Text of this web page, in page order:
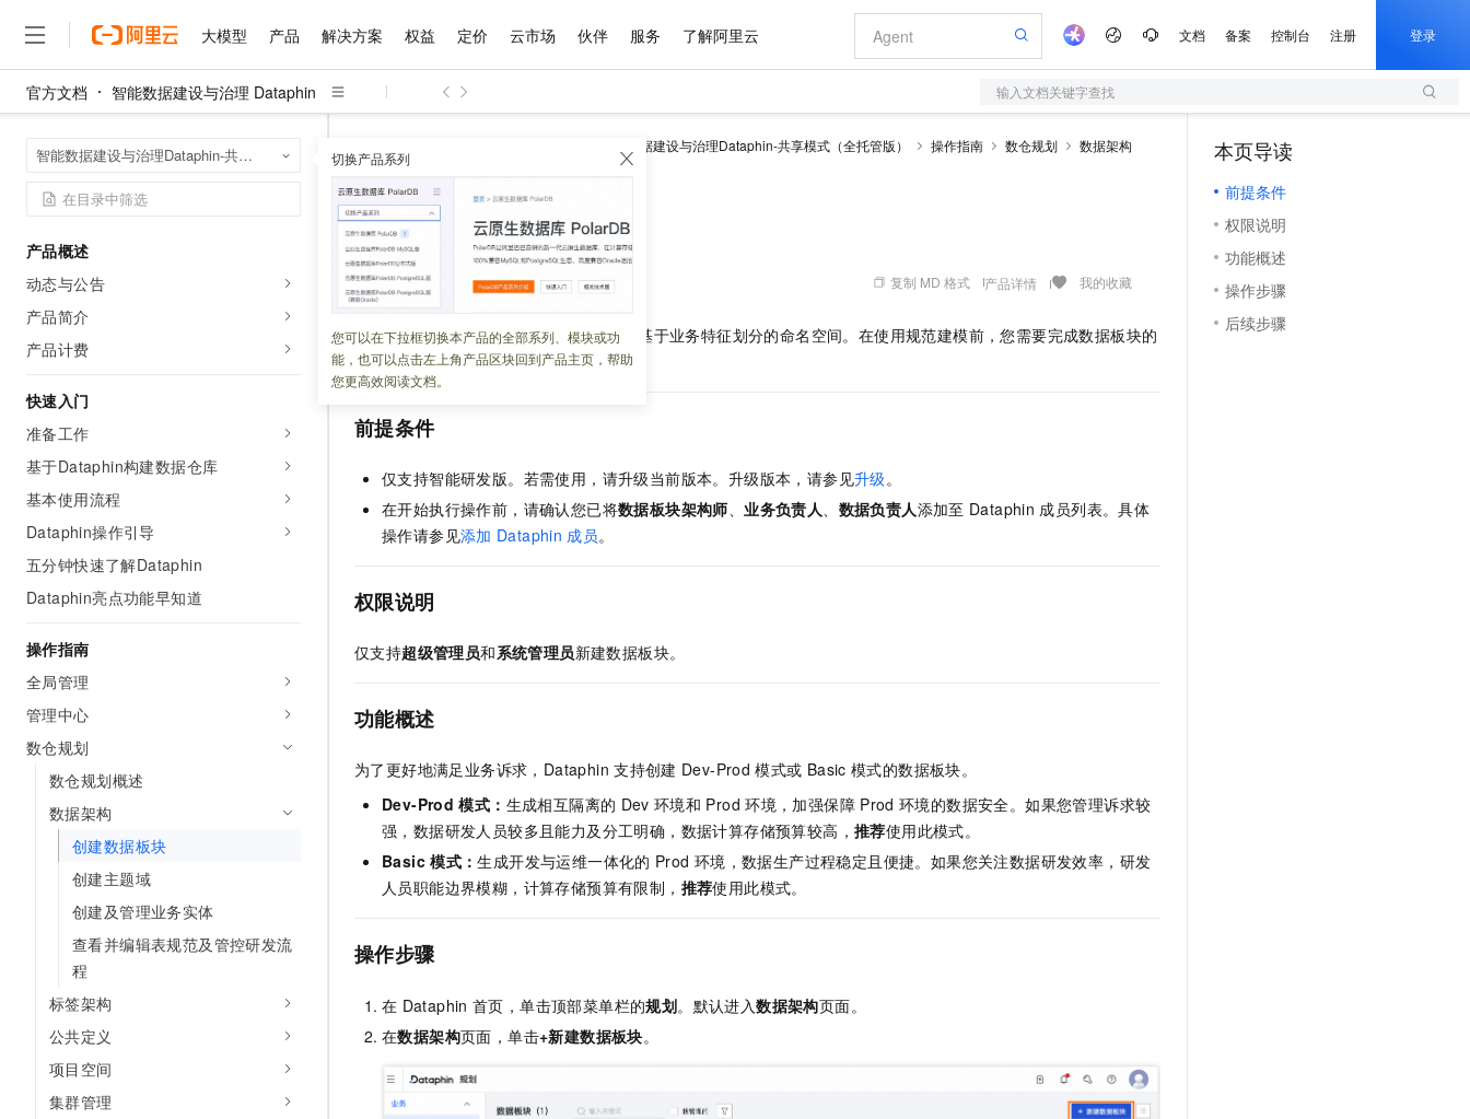
大模型 产品 解决方案 权益 定价 云市场 伙伴 服务 了解阿里云 文档 备案 控制台 注册 登录
官方文档 智能数据建设与治理 Dataphin 输入文档关键字查找
智能数据建设与治理Dataphin-共享模式（全托管版） 切换产品系列
您可以在下拉框切换本产品的全部系列、模块或功
能，也可以点击左上角产品区块回到产品主页，帮助
您更高效阅读文档。
产品概述
动态与公告
产品简介
产品计费
快速入门
准备工作
基于Dataphin构建数据仓库
基本使用流程
Dataphin操作引导
五分钟快速了解Dataphin
Dataphin亮点功能早知道
操作指南
全局管理
管理中心
数仓规划
数仓规划概述
数据架构
创建数据板块
创建主题域
创建及管理业务实体
查看并编辑表规范及管控研发流
程
标签架构
公共定义
项目空间
集群管理
智能数据建设与治理Dataphin-共享模式（全托管版） 操作指南 数仓规划
数据架构
创建数据板块
创建数据板块
更新时间：2024-07-25 06:04:36 复制 MD 格式 产品详情 我的收藏
数据板块是逻辑空间的重要组成部分，是基于业务特征划分的命名空间。在使用规范建模前，您需要完成数据板块的
创建。本文为您介绍如何新建数据板块。
前提条件
仅支持智能研发版。若需使用，请升级当前版本。升级版本，请参见升级。
在开始执行操作前，请确认您已将数据板块架构师、业务负责人、 数据负责人添加至 Dataphin 成员列表。具体
操作请参见添加 Dataphin 成员。
权限说明
仅支持超级管理员和系统管理员新建数据板块。
功能概述
为了更好地满足业务诉求，Dataphin 支持创建 Dev-Prod 模式或 Basic 模式的数据板块。
Dev-Prod 模式： 生成相互隔离的 Dev 环境和 Prod 环境，加强保障 Prod 环境的数据安全。如果您管理诉求较
强，数据研发人员较多且能力及分工明确，数据计算存储预算较高， 推荐使用此模式。
Basic 模式：生成开发与运维一体化的 Prod 环境，数据生产过程稳定且便捷。如果您关注数据研发效率，研发
人员职能边界模糊，计算存储预算有限制， 推荐使用此模式。
操作步骤
在 Dataphin 首页，单击顶部菜单栏的规划。默认进入数据架构页面。
在数据架构页面，单击+新建数据板块。
本页导读
前提条件
权限说明
功能概述
操作步骤
后续步骤
大模型
大模型服务平台百炼
大模型
文本生成
Qwen3.8-Max HOT
智能体时代全能旗舰模型
能看、能想、能动手的多模态智能体模型
Qwen3-VL-Plus
视觉 Coding、空间感知、多模态思考等全面升级
Kimi-K3 NEW
Kimi 最新旗舰模型，长程编程与推理利器
GLM-5.2
1M上下文，专为长程任务能力而生
图片和视频生成
HappyHorse-1.1-T2V
文戏情感细腻自然，动作戏激烈拳拳到肉，实现更强表演能力
语音识别与合成
Qwen3-TTS-Flash
个人版上线、团队版降价；千问3.8-Max首发发尝鲜
在线体验全尺寸、多种模态的模型效果
Happy 系列大模型
丰富多元化的应用模版和解决方案
人工智能平台 PAI 秒悟
大模型解决方案
在企业官网、通讯软件中为客户提供 AI 客服 多种方案随心选，轻松解锁专属 DeepSeek
产品
精选产品
人工智能与机器学习
存储
网络与CDN
安全
中间件
数据库
大数据计算
媒体服务
企业服务与云通信
域名与网站
终端用户计算
Serverless
开发工具
迁移与运维管理
专有云
精选产品
大模型服务平台百炼
大模型服务与应用平台
千问大模型
多元化、高性能、安全可靠的大模型服务
无影云电脑
随时随地安全接入的云上超级电脑
云解析DNS
云原生大数据计算服务 MaxCompute
域名与网站
对象存储 OSS
一站式AI开发、训练和推理服务
Qoder CN
面向真实软件的智能体编程平台
轻量应用服务器
数字证书管理服务（原SSL证书）
实现全站HTTPS，呈现可信的WEB访问
短信服务
解决方案
精选解决方案
AI
现代化应用
安全
网络
可观测
上云与迁云
企业出海
政企业务
精选解决方案
千问办公，解锁你的工作新方式
企业级Agent产品，直接交付可用成果
Agency Agents：拥有专属领域专家
多领域专家智能体,一键组建 AI 虚拟交付团队
HappyHorse 打造一站式影视创作平台
快速拥有专属 OpenClaw
睿译宝，AI翻译排版一步到位
GLM-5.2：长任务时代开源旗舰模型
自主进化，持久记忆，越用越聪明
Claude Code + GStack 打造工程团队
从聊天伙伴进化为能主动干活的本地数字员工
一句话生成原生可编辑精美 PPT 文稿
输入一句话想法, 轻松生成专业的 PPT
一键部署幻兽帕鲁游戏服务器
一键购买专属联机服务器，轻松开启游戏
漫剧工坊：一站式动画创作平台
快速生产连贯的高质量长漫剧
权益 普惠上云
普惠上云 官方力荐
云服务器38元/年起，超值低价云产品抢先购
官方推荐返现计划
推荐新用户得奖励，单订单最高返9万
云工开物
高校专属算力普惠，学生认证享300元代金券
免费试用
解决方案免费试用 新老同享
AI 产品 免费试用
1亿+ 大模型 tokens 和 30+ 款产品免费体验
产品新客免费试用，最长12个月
大模型ACA认证体验
助力企业全员 AI 认知与能力提升
AI 特惠
智启 AI 普惠权益
阿里云 OPC 创新助力计划
至高百万元 Token 补贴，加速一人公司成长
Qwen3.8-Max 首发尝鲜，限时加量 10 倍，夜间低至2折
千问办公，限时限量积分加倍
Night Plan 支持 Qwen 3.8-Max NEW
AI 场景体验
图文、视频一站生成，高效打造优质广告素材
AI 办公
AI 活动
AI 生产力先锋
先锋实践拓展 AI 生产力的边界
飞天发布时刻
所见，即是所愿
AI 实训营
从基础到进阶，Agent 创客手把手教你
定价 产品定价
了解云产品的定价详情
云上成本管理
管理和优化成本
价格计算器
自助选配和估算价格
价格优势
推动算力普惠，释放技术红利
配置报价器
一站式生成采购清单，支持单品或批量购买
阿里云 OPC 创新助力计划
Token 补贴，五大权
益加速 OPC 成功
云市场 精选商城
网站建设
多端小程序
Salesforce 国际版订阅
友盟天域
观测云
Tuya 物联网平台阿里云版
电子合同
畅捷通
Tableau 订阅
开发者生态解决方案
数据与 API
数据集
身份实名认证
短信
OCR 文字识别
发票查验
企业应用
基础软件
Docker
JAVA
Red Hat
APP 开发
建站系统
专业服务
公司注册
上云迁移
伙伴 成为销售伙伴
分销伙伴
咨询伙伴
销售伙伴合作计划
Salesforce On Alibaba Cloud
Consulting Partner 合作计划
AI 大模型销售与服务生态合作计划
成为产品伙伴
产品生态集成认证中心
产品生态伙伴工作台
产品伙伴合作计划
数据库合作计划
云网络合作计划
服务伙伴合作计划
Al MaaS 服务伙伴赋能合作
伙伴信用分合作计划
更多支持
合作伙伴培训与认证
服务 售前咨询
在线服务
售后服务
自助服务
工单服务
短信专区
企业增值服务
企业支持计划
企业增值服务台
服务实践
阿里云认证 开发者社区
镜像站
了解阿里云 为什么选择阿里云
什么是云计算
技术领先
稳定可靠
安全合规
分析师报告
研究报告与白皮书
天池大赛
AI 算法大赛
云开发大赛
最佳实践
云上春晚
云栖战略参考
云上的中国
看见新力量
金融模力时刻
市场活动
活动全景
魔搭 ModelScope
云工开物
加入我们
校园招聘